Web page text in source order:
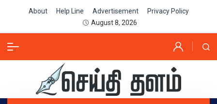
About Help Line Advertisement
Privacy Policy
August 8, 2026